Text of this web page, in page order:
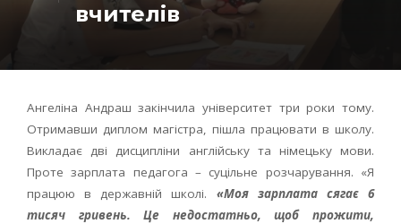
вчителів
Ангеліна Андраш закінчила університет три роки тому.
Отримавши диплом магістра, пішла працювати в школу.
Викладає дві дисципліни англійську та німецьку мови.
Проте зарплата педагога – суцільне розчарування. «Я
працюю в державній школі. «Моя зарплата сягає 6
тисяч гривень. Це недостатньо, щоб прожити,